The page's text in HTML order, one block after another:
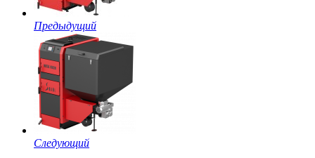
Предыдущий
Следующий